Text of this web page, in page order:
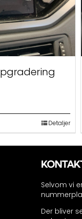
Detaljer
Selvom vi
Der bliver